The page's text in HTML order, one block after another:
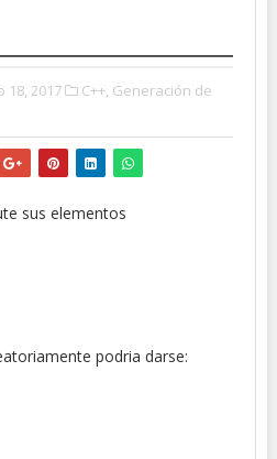
18, 2017 C++, Generación de
sus elementos
podria darse: